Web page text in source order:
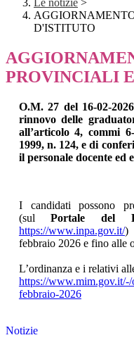
Le notizie >
D'ISTITUTO
PROVINCIALI
O.M. 27 del 16-02-
rinnovo delle
all’articolo 4, commi
1999, n. 124, e di
il personale docente ed
I candidati possono
(sulPortale del
https://www.inpa.gov.it/)
febbraio 2026 e fino alle
L’ordinanza e i relativi
https://
febbraio-2026
Notizie